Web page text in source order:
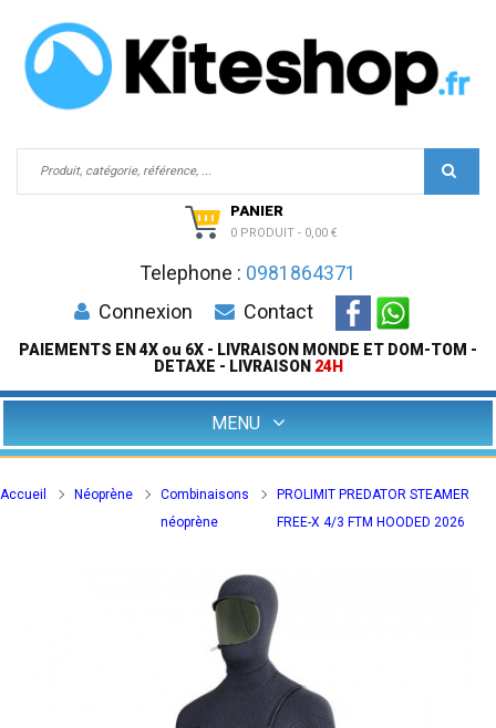
PANIER
0 PRODUIT - 0,00 €
Telephone : 0981864371
Connexion
Contact
PAIEMENTS EN 4X ou 6X - LIVRAISON MONDE ET DOM-TOM -
DETAXE - LIVRAISON 24H
MENU
Accueil Néoprène
Combinaisons
néoprène
PROLIMIT PREDATOR STEAMER
FREE-X 4/3 FTM HOODED 2026